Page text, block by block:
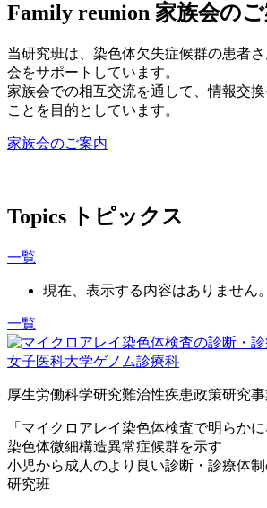
Family reunion 家族会の
当研究班は、染色体欠失症候群の患者
会をサポートしています。
家族会での相互交流を通して、情報交
ことを目的としています。
家族会のご案内
Topics トピックス
一覧
現在、表示する内容はありません。
一覧
厚生労働科学研究難治性疾患政策研究事
「マイクロアレイ染色体検査で明らか
染色体微細構造異常症候群を示す
小児から成人のより良い診断・診療体制
研究班